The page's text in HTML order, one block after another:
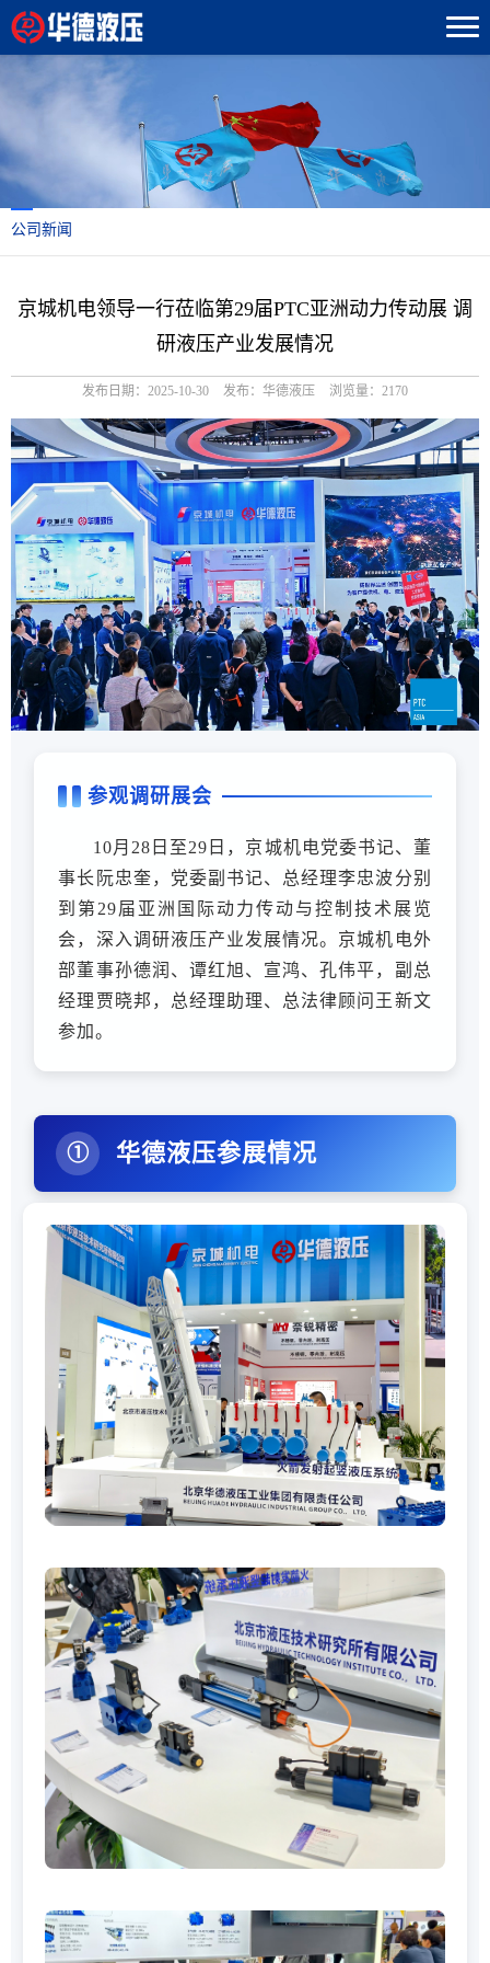
公司新闻
京城机电领导一行莅临第29届PTC亚洲动力传动展 调
研液压产业发展情况
发布日期：2025-10-30 发布：华德液压 浏览量：2170
参观调研展会
10月28日至29日，京城机电党委书记、董
事长阮忠奎，党委副书记、总经理李忠波分别
到第29届亚洲国际动力传动与控制技术展览
会，深入调研液压产业发展情况。京城机电外
部董事孙德润、谭红旭、宣鸿、孔伟平，副总
经理贾晓邦，总经理助理、总法律顾问王新文
参加。
① 华德液压参展情况